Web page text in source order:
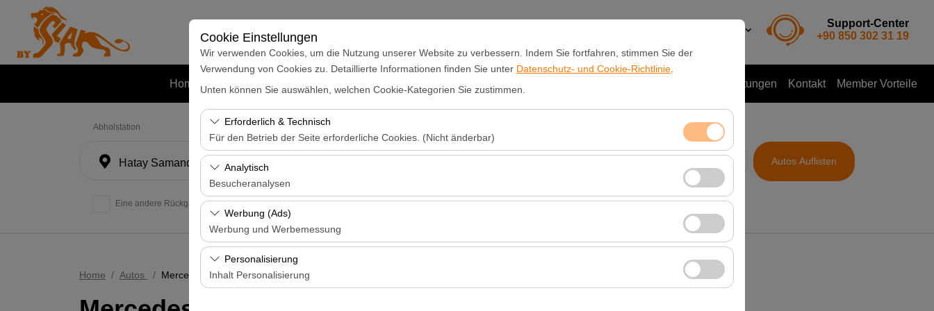
Cookie Einstellungen
Wir verwenden Cookies, um die Nutzung unserer Website zu verbessern. Indem Sie fortfahren, stimmen Sie der
Verwendung von Cookies zu. Detaillierte Informationen finden Sie unter Datenschutz- und Cookie-Richtlinie
Unten können Sie auswählen, welchen Cookie-Kategorien Sie zustimmen.
Erforderlich & Technisch
Für den Betrieb der Seite erforderliche Cookies. (Nicht änderbar)
Diese Cookies sind für das ordnungsgemäße Funktionieren der Website, die Sicherheit, die Sitzungsverwaltung
und grundlegende Funktionen erforderlich. Sie können nicht deaktiviert werden.
Analytisch
Besucheranalysen
Diese Cookies ermöglichen es uns, zu analysieren, wie unsere Website genutzt wird (Besucherzahl, meistbesuchte
Seiten, Nutzerverhalten). Diese Daten werden verwendet, um die Leistung der Website zu messen und die
Benutzererfahrung kontinuierlich zu verbessern.
Werbung (Ads)
Werbung und Werbemessung
Diese Cookies ermöglichen es uns, Ihnen auf Ihre Interessen abgestimmte personalisierte Werbung anzuzeigen
und die Wirksamkeit unserer Werbekampagnen zu messen (Impressionen, Klickrate).
Personalisierung
Inhalt Personalisierung
Support-Center
+90 850 302 31 19
Home Autos Mietstationen Ankündigungen und Aktionen Flottenvermietung Kundenbewertungen Kontakt Member Vorteile
Abholstation
Hatay Samandağ
Eine andere Rückgabestation auswählen
Autos Auflisten
Home Autos Mercedes-Benz Vito